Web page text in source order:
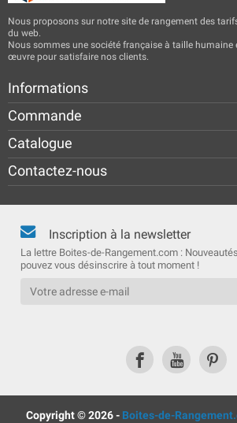
Nous proposons sur notre site de rangement des
du web.
Nous sommes une société française à taille
œuvre pour satisfaire nos clients.
Informations
Commande
Catalogue
Contactez-nous
Inscription à la newsletter
La lettre Boites-de-Rangement.com :
pouvez vous désinscrire à tout moment !
Copyright © 2026 - Boites-de-